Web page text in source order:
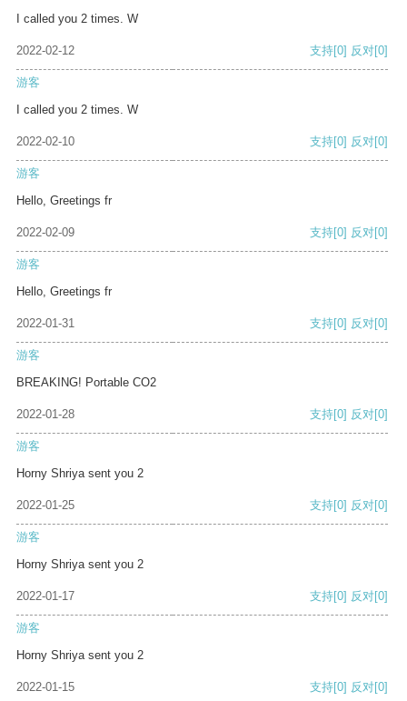
I called you 2 times. W
2022-02-12 支持[0] 反对[0]
游客
I called you 2 times. W
2022-02-10 支持[0] 反对[0]
游客
Hello, Greetings fr
2022-02-09 支持[0] 反对[0]
游客
Hello, Greetings fr
2022-01-31 支持[0] 反对[0]
游客
BREAKING! Portable CO2
2022-01-28 支持[0] 反对[0]
游客
Horny Shriya sent you 2
2022-01-25 支持[0] 反对[0]
游客
Horny Shriya sent you 2
2022-01-17 支持[0] 反对[0]
游客
Horny Shriya sent you 2
2022-01-15 支持[0] 反对[0]